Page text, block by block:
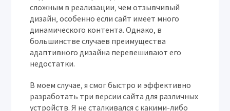
сложным в реализации‚ чем отзывчивый
дизайн‚ особенно если сайт имеет много
динамического контента. Однако‚ в
большинстве случаев преимущества
адаптивного дизайна перевешивают его
недостатки.
В моем случае‚ я смог быстро и эффективно
разработать три версии сайта для различных
устройств. Я не сталкивался с какими-либо